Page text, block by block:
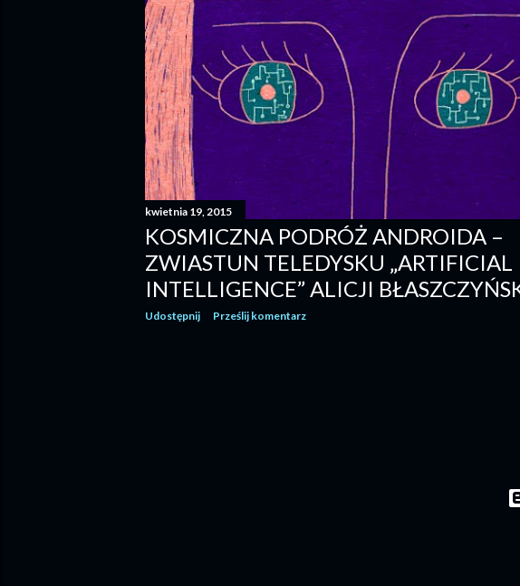
kwietnia 19, 2015
KOSMICZNA PODRÓŻ ANDROIDA –
ZWIASTUN TELEDYSKU „ARTIFICIAL
INTELLIGENCE” ALICJI
Udostępnij Prześlij komentarz